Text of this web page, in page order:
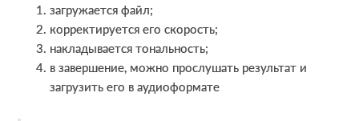
загружается файл;
корректируется его скорость;
накладывается тональность;
в завершение, можно прослушать результат и
загрузить его в аудиоформате